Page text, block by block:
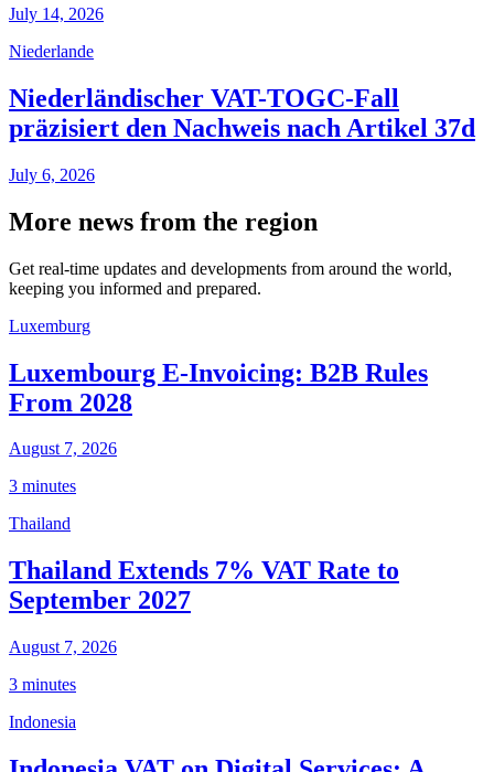
July 14, 2026
Niederlande
Niederländischer VAT-TOGC-Fall
präzisiert den Nachweis nach Artikel 37d
July 6, 2026
More news from the region
Get real-time updates and developments from around the world,
keeping you informed and prepared.
Luxemburg
Luxembourg E-Invoicing: B2B Rules
From 2028
August 7, 2026
3 minutes
Thailand
Thailand Extends 7% VAT Rate to
September 2027
August 7, 2026
3 minutes
Indonesia